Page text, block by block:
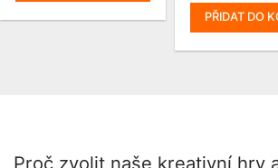
PŘIDAT DO
Proč zvolit naše kreativní hry